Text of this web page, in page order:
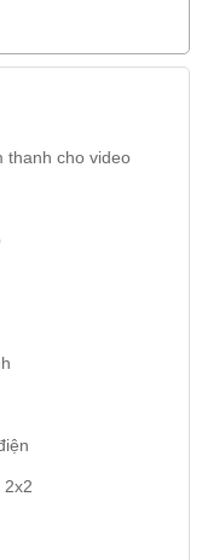
thanh cho video
2x2